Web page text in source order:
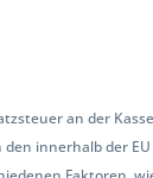
an der
innerhalb der